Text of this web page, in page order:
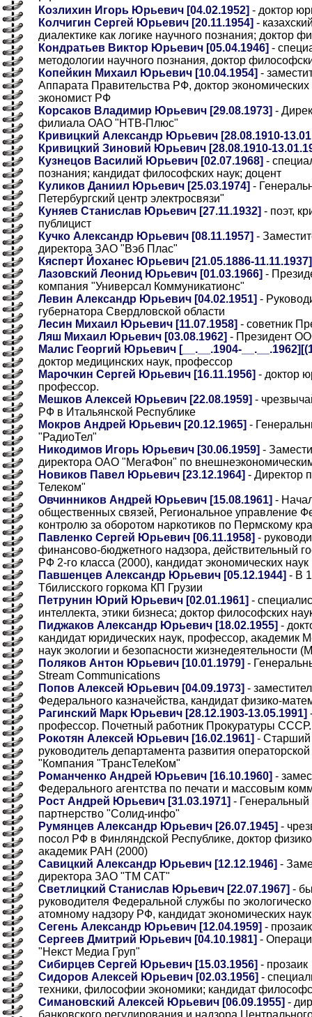
Козлихин Игорь Юрьевич [04.02.1952] - доктор
Колчигин Сергей Юрьевич [20.11.1954] -
диалектике как логике научного познания; доктор
Кондратьев Виктор Юрьевич [05.04.1946] -
методологии научного познания, доктор
Копейкин Михаил Юрьевич [10.04.1954] -
Аппарата Правительства РФ, доктор
экономист РФ
Корсаков Владимир Юрьевич [29.08.1973] -
филиала ОАО "НТВ-Плюс"
Кривицкий Александр Юрьевич [28.08.1910-
Кривицкий Зиновий Юрьевич [28.08.1910-
Кузнецов Василий Юрьевич [02.07.1968] -
познания; кандидат философских наук; доцент
Куликов Даниил Юрьевич [25.03.1974] -
Петербургский центр электросвязи"
Куняев Станислав Юрьевич [27.11.1932] - поэт,
публицист
Кучко Александр Юрьевич [08.11.1957] -
директора ЗАО "Вэб Плас"
Кясперт Йоханес Юрьевич [21.05.1886-11.11.1937]
Лазовский Леонид Юрьевич [01.03.1966] -
компания "Универсал Коммуникатионс"
Левин Александр Юрьевич [04.02.1951] -
губернатора Свердловской области
Лесин Михаил Юрьевич [11.07.1958] - советник
Ляш Михаил Юрьевич [03.08.1962] - Президент
Малис Георгий Юрьевич [__.__.1904-
доктор медицинских наук, профессор
Марочкин Сергей Юрьевич [16.11.1956] - доктор
профессор.
Мешков Алексей Юрьевич [22.08.1959] -
РФ в Итальянской Республике
Мокров Андрей Юрьевич [20.12.1965] -
"РадиоТел"
Никодимов Игорь Юрьевич [30.06.1959] -
директора ОАО "МегаФон" по
Новиков Павел Юрьевич [23.12.1964] - Директор
Телеком"
Овчинников Андрей Юрьевич [15.08.1961] -
общественных связей, Региональное управление
контролю за оборотом наркотиков по Пермскому
Павленко Сергей Юрьевич [06.11.1958] -
финансово-бюджетного надзора, действительный
РФ 2-го класса (2000), кандидат экономических наук
Павшенцев Александр Юрьевич [05.12.1944] - В
Тбилисского горкома КП Грузии
Петрунин Юрий Юрьевич [02.01.1961] -
интеллекта, этики бизнеса; доктор философских
Пиджаков Александр Юрьевич [18.02.1955] -
кандидат юридических наук, профессор, академик
наук экологии и безопасности жизнедеятельности
Поляков Антон Юрьевич [10.01.1979] -
Stream Communications
Попов Алексей Юрьевич [04.09.1973] -
Федерального казначейства, кандидат физико-
Рагинский Марк Юрьевич [28.12.1903-13.05.1991]
профессор. Почетный работник Прокуратуры СССР.
Рокотян Алексей Юрьевич [16.02.1961] - Старший
руководитель департамента развития
"Компания "ТрансТелеКом"
Романченко Андрей Юрьевич [16.10.1960] -
Федерального агентства по печати и массовым
Рост Андрей Юрьевич [31.03.1971] - Генеральный
партнерство "Солид-инфо"
Румянцев Александр Юрьевич [26.07.1945] -
посол РФ в Финляндской Республике, доктор
академик РАН (2000)
Савицкий Александр Юрьевич [12.12.1946] -
директора ЗАО "ТМ CAT"
Светлицкий Станислав Юрьевич [22.07.1967] -
руководителя Федеральной службы по
атомному надзору РФ, кандидат экономических
Сегень Александр Юрьевич [12.04.1959] - прозаик
Сергеев Дмитрий Юрьевич [04.10.1981] -
"Некст Медиа Груп"
Сибирцев Сергей Юрьевич [15.03.1956] - прозаик
Сидоров Алексей Юрьевич [02.03.1956] -
техники, философии экономики; кандидат
Симановский Алексей Юрьевич [06.09.1955] -